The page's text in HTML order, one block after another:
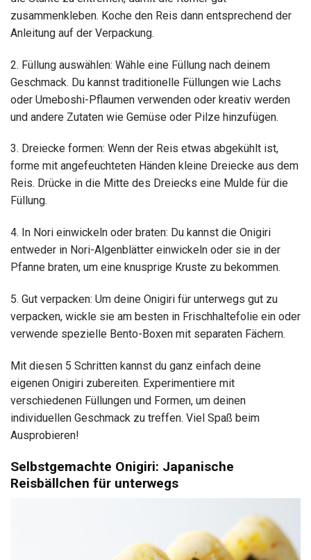
zusammenkleben. Koche den Reis dann entsprechend der
Anleitung auf der Verpackung.
2. Füllung auswählen: Wähle eine Füllung nach deinem
Geschmack. Du kannst traditionelle Füllungen wie Lachs
oder Umeboshi-Pflaumen verwenden oder kreativ werden
und andere Zutaten wie Gemüse oder Pilze hinzufügen.
3. Dreiecke formen: Wenn der Reis etwas abgekühlt ist,
forme mit angefeuchteten Händen kleine Dreiecke aus dem
Reis. Drücke in die Mitte des Dreiecks eine Mulde für die
Füllung.
4. In Nori einwickeln oder braten: Du kannst die Onigiri
entweder in Nori-Algenblätter einwickeln oder sie in der
Pfanne braten, um eine knusprige Kruste zu bekommen.
5. Gut verpacken: Um deine Onigiri für unterwegs gut zu
verpacken, wickle sie am besten in Frischhaltefolie ein oder
verwende spezielle Bento-Boxen mit separaten Fächern.
Mit diesen 5 Schritten kannst du ganz einfach deine
eigenen Onigiri zubereiten. Experimentiere mit
verschiedenen Füllungen und Formen, um deinen
individuellen Geschmack zu treffen. Viel Spaß beim
Ausprobieren!
Selbstgemachte Onigiri: Japanische
Reisbällchen für unterwegs